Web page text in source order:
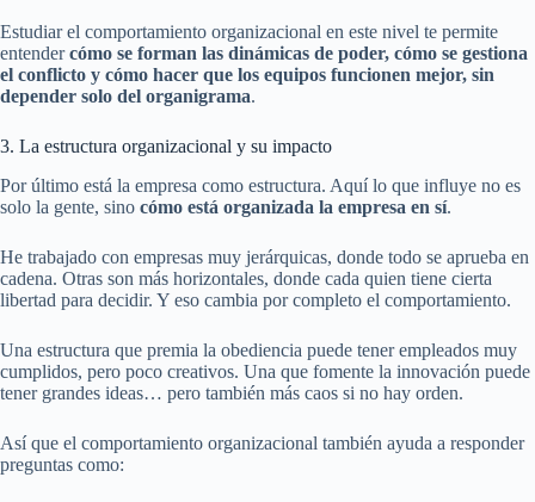
Estudiar el comportamiento organizacional en este nivel te permite
entendercómo se forman las dinámicas de poder, cómo se gestiona
el conflicto y cómo hacer que los equipos funcionen mejor, sin
depender solo del organigrama.
3. La estructura organizacional y su impacto
Por último está la empresa como estructura. Aquí lo que influye no es
solo la gente, sino cómo está organizada la empresa en sí.
He trabajado con empresas muy jerárquicas, donde todo se aprueba en
cadena. Otras son más horizontales, donde cada quien tiene cierta
libertad para decidir. Y eso cambia por completo el comportamiento.
Una estructura que premia la obediencia puede tener empleados muy
cumplidos, pero poco creativos. Una que fomente la innovación puede
tener grandes ideas… pero también más caos si no hay orden.
Así que el comportamiento organizacional también ayuda a responder
preguntas como: